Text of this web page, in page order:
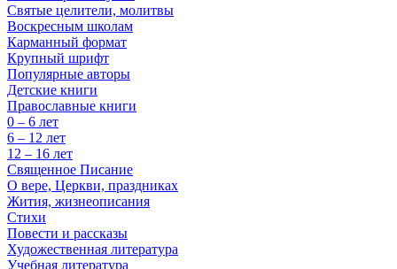
Святые целители, молитвы
Воскресным школам
Карманный формат
Крупный шрифт
Популярные авторы
Детские книги
Православные книги
0 – 6 лет
6 – 12 лет
12 – 16 лет
Священное Писание
О вере, Церкви, праздниках
Жития, жизнеописания
Стихи
Повести и рассказы
Художественная литература
Учебная литература